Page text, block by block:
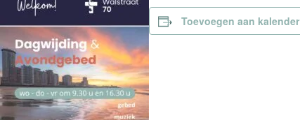
Toevoegen aan kalender